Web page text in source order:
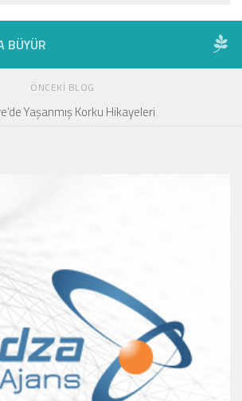
BÜYÜR
ÖNCEKI BLOG
Yaşanmış Korku Hikayeleri